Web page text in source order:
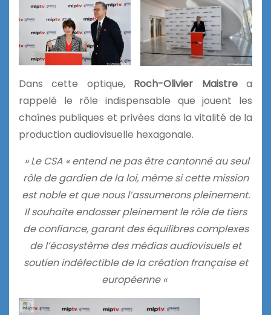
Dans cette optique,Roch-Olivier Maistrea
rappelé le rôle indispensable que jouent les
chaînes publiques et privées dans la vitalité de la
production audiovisuelle hexagonale.
» Le CSA « entend ne pas être cantonné au seul
rôle de gardien de la loi, même si cette mission
est noble et que nous l’assumerons pleinement.
Il souhaite endosser pleinement le rôle de tiers
de confiance, garant des équilibres complexes
de l’écosystème des médias audiovisuels et
soutien indéfectible de la création française et
européenne «